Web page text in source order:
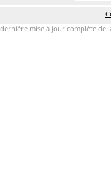
dernière mise à jour complète de